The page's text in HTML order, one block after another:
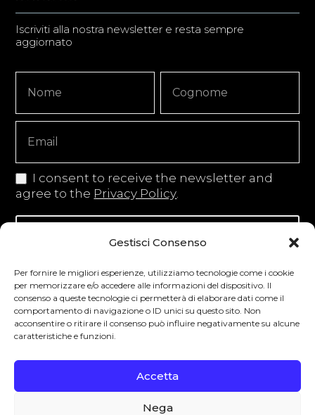
Gestisci Consenso
Per fornire le migliori esperienze, utilizziamo tecnologie come i cookie
per memorizzare e/o accedere alle informazioni del dispositivo. Il
consenso a queste tecnologie ci permetterà di elaborare dati come il
comportamento di navigazione o ID unici su questo sito. Non
acconsentire o ritirare il consenso può influire negativamente su alcune
caratteristiche e funzioni.
Accetta
Nega
Iscriviti alla nostra newsletter e resta sempre
aggiornato
Signup
Copy
I consent to receive the newsletter and
agree to the Privacy Policy
Iscriviti alla newsletter
Degustibus invita al consumo responsabile.
La vendita di bevande alcoliche è vietata ai
Paese di residenza. L’abuso di alcol è
pericoloso per la salute.